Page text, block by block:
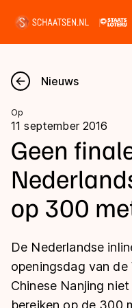
Nieuws
Kalender
Disciplines
Marathon
Inlineskaten
Uitslagen
Langebaan
Shorttrack
Marathon
Tijden &
Ranglijsten Langebaan
Nieuws
Op
11 september 2016
Geen
op 300
De Nederlandse
openingsdag van
Chinese Nanjing
bereiken op de 300